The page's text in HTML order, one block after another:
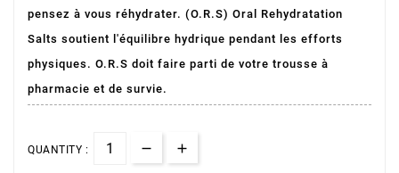
pensez à vous réhydrater. (O.R.S) Oral Rehydratation
Salts soutient l'équilibre hydrique pendant les efforts
physiques. O.R.S doit faire parti de votre trousse à
pharmacie et de survie.
QUANTITY :